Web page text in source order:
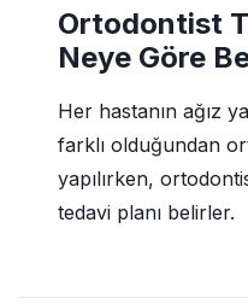
Ortodontist
Neye Göre
Her hastanın ağız
farklı olduğundan
yapılırken,
tedavi planı belirler.